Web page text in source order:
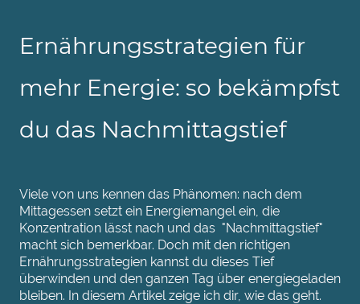
Ernährungsstrategien für
mehr Energie: so bekämpfst
du das Nachmittagstief
Viele von uns kennen das Phänomen: nach dem
Mittagessen setzt ein Energiemangel ein, die
Konzentration lässt nach und das "Nachmittagstief"
macht sich bemerkbar. Doch mit den richtigen
Ernährungsstrategien kannst du dieses Tief
überwinden und den ganzen Tag über energiegeladen
bleiben. In diesem Artikel zeige ich dir, wie das geht.